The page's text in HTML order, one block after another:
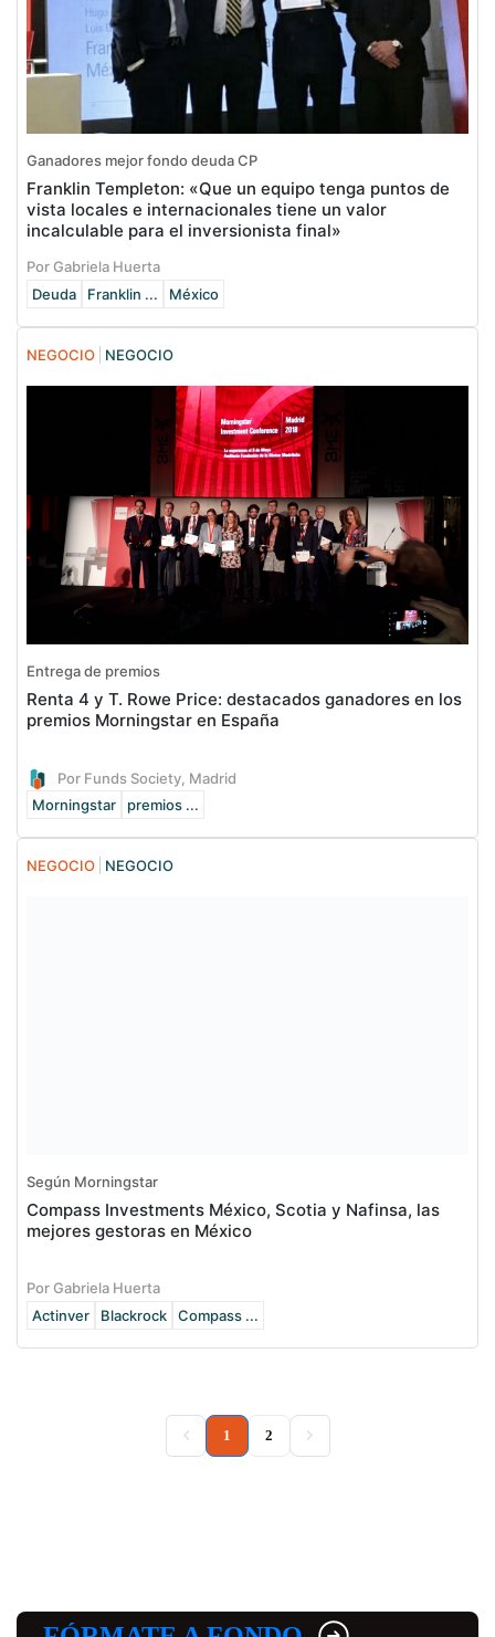
Ganadores mejor fondo deuda CP
Franklin Templeton: «Que un equipo tenga puntos de
vista locales e internacionales tiene un valor
incalculable para el inversionista final»
Por Gabriela Huerta
Deuda
Franklin ... México
NEGOCIO NEGOCIO
Entrega de premios
Renta 4 y T. Rowe Price: destacados ganadores en los
premios Morningstar en España
Por Funds Society, Madrid
Morningstar
premios ...
NEGOCIO NEGOCIO
Según Morningstar
Compass Investments México, Scotia y Nafinsa, las
mejores gestoras en México
Por Gabriela Huerta
Actinver
Blackrock Compass ...
1 (current)
2